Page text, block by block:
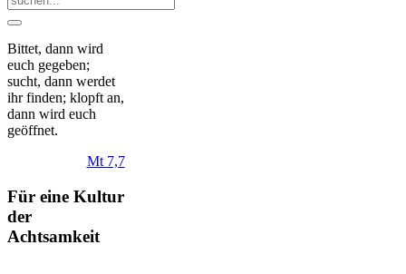
Bittet, dann wird
euch gegeben;
sucht, dann werdet
ihr finden; klopft an,
dann wird euch
geöffnet.
Mt 7,7
Für eine Kultur
der
Achtsamkeit